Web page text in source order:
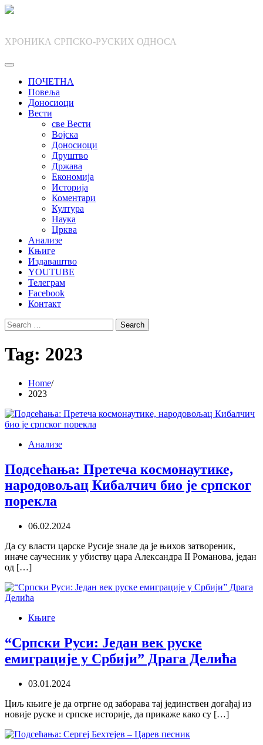
Skip
ХРОНИКА СРПСКО-РУСКИХ ОДНОСА
ПОЧЕТНА
Повеља
Доносиоци
Вести
све Вести
Војска
Доносиоци
Друштво
Држава
Економија
Историја
Коментари
Култура
Наука
Црква
Анализе
Књиге
Издаваштво
YOUTUBE
Телеграм
Facebook
Контакт
Search
for:
Tag: 2023
Home
2023
Анализе
Подсећања: Претеча космонаутике,
народовољац Кибалчич био је српског
порекла
06.02.2024
Да су власти царске Русије знале да је њихов затвореник,
иначе саучесник у убиству цара Александра II Романова, један
од […]
Књиге
“Српски Руси: Један век руске
емиграције у Србији” Драга Делића
03.01.2024
Циљ књиге је да отргне од заборава тај јединствен догађај из
новије руске и српске историје, да прикаже како су […]